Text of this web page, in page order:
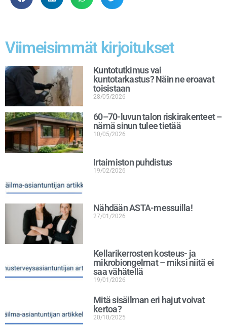
Viimeisimmät kirjoitukset
Kuntotutkimus vai
kuntotarkastus? Näin ne eroavat
toisistaan
28/05/2026
60–70-luvun talon riskirakenteet –
nämä sinun tulee tietää
10/05/2026
Irtaimiston puhdistus
19/02/2026
Nähdään ASTA-messuilla!
27/01/2026
Kellarikerrosten kosteus- ja
mikrobiongelmat – miksi niitä ei
saa vähätellä
19/01/2026
Mitä sisäilman eri hajut voivat
kertoa?
20/10/2025